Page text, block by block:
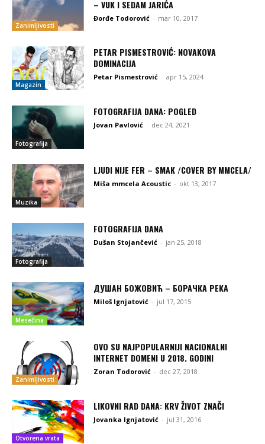
Zanimljivosti
– VUK I SEDAM JARIĆA
Đorđe Todorović - mar 10, 2017
Magazin
PETAR PISMESTROVIĆ: NOVAKOVA
DOMINACIJA
Petar Pismestrović - apr 15, 2024
Fotografija
FOTOGRAFIJA DANA: POGLED
Jovan Pavlović - dec 24, 2021
Muzika
LJUDI NIJE FER – SMAK /COVER BY MMCELA/
Miša mmcela Acoustic - okt 13, 2017
Fotografija
FOTOGRAFIJA DANA
Dušan Stojančević - jan 25, 2018
Mesečina
ДУШАН БОЖОВИЋ – БОРАЧКА РЕКА
Miloš Ignjatović - jul 17, 2015
Zanimljivosti
OVO SU NAJPOPULARNIJI NACIONALNI
INTERNET DOMENI U 2018. GODINI
Zoran Todorović - dec 27, 2018
Otvorena vrata
LIKOVNI RAD DANA: KRV ŽIVOT ZNAČI
Jovanka Ignjatović - jul 31, 2016